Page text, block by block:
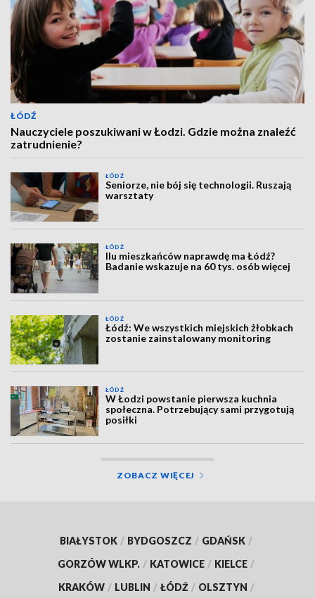
ŁÓDŹ
Nauczyciele poszukiwani w Łodzi. Gdzie można znaleźć
zatrudnienie?
ŁÓDŹ
Seniorze, nie bój się technologii. Ruszają
warsztaty
ŁÓDŹ
Ilu mieszkańców naprawdę ma Łódź?
Badanie wskazuje na 60 tys. osób więcej
ŁÓDŹ
Łódź: We wszystkich miejskich żłobkach
zostanie zainstalowany monitoring
ŁÓDŹ
W Łodzi powstanie pierwsza kuchnia
społeczna. Potrzebujący sami przygotują
posiłki
ZOBACZ WIĘCEJ
BIAŁYSTOK / BYDGOSZCZ / GDAŃSK /
GORZÓW WLKP. / KATOWICE / KIELCE /
KRAKÓW / LUBLIN / ŁÓDŹ / OLSZTYN /